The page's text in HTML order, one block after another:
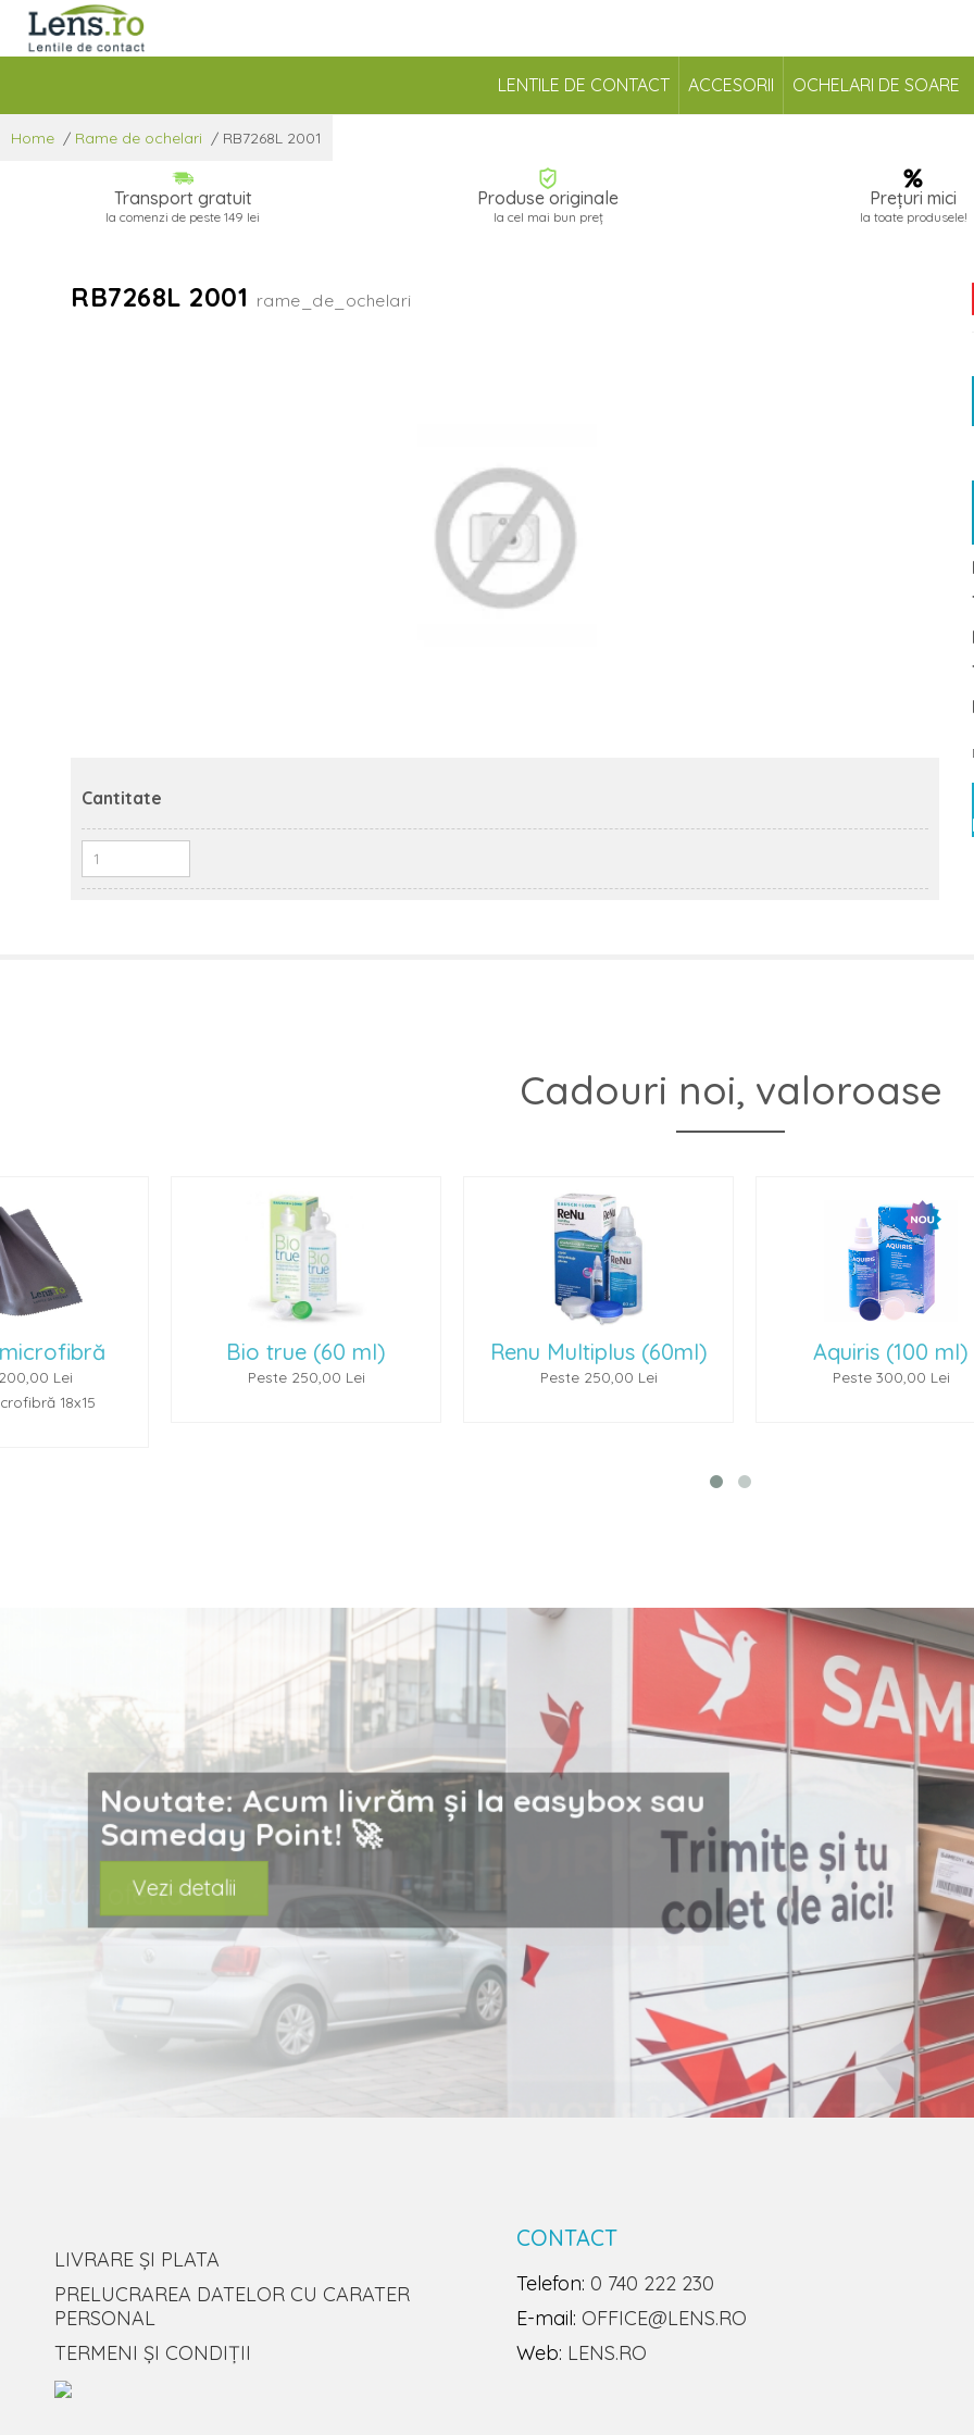
LENTILE DE CONTACT ACCESORII OCHELARI DE SOARE
Home / Rame de ochelari / RB7268L 2001
Transport gratuit
la comenzi de peste 149 lei
Produse originale
la cel mai bun preț
Prețuri mici
la toate produsele!
RB7268L 2001 rame_de_ochelari
Cantitate
Cadouri noi, valoroase
Bio true (60 ml) Renu Multiplus (60ml) Aquiris (100 ml)
Noutate: Acum livrăm și la easybox sau
Sameday Point! 🚀
Vezi detalii
LIVRARE ȘI PLATA
PRELUCRAREA DATELOR CU CARATER
PERSONAL
TERMENI ȘI CONDIȚII
CONTACT
Telefon: 0 740 222 230
E-mail: OFFICE@LENS.RO
Web: LENS.RO